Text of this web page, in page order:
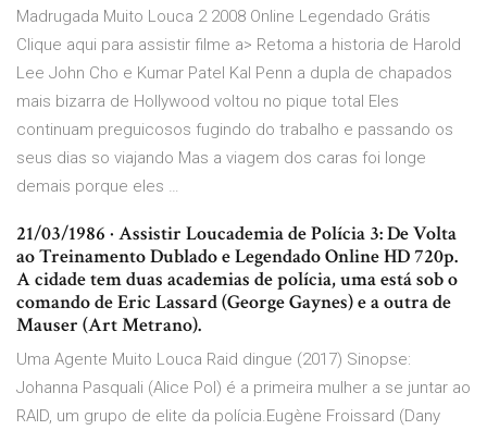
Madrugada Muito Louca 2 2008 Online Legendado Grátis
Clique aqui para assistir filme a> Retoma a historia de Harold
Lee John Cho e Kumar Patel Kal Penn a dupla de chapados
mais bizarra de Hollywood voltou no pique total Eles
continuam preguicosos fugindo do trabalho e passando os
seus dias so viajando Mas a viagem dos caras foi longe
demais porque eles …
21/03/1986 · Assistir Loucademia de Polícia 3: De Volta
ao Treinamento Dublado e Legendado Online HD 720p.
A cidade tem duas academias de polícia, uma está sob o
comando de Eric Lassard (George Gaynes) e a outra de
Mauser (Art Metrano).
Uma Agente Muito Louca Raid dingue (2017) Sinopse:
Johanna Pasquali (Alice Pol) é a primeira mulher a se juntar ao
RAID, um grupo de elite da polícia.Eugène Froissard (Dany